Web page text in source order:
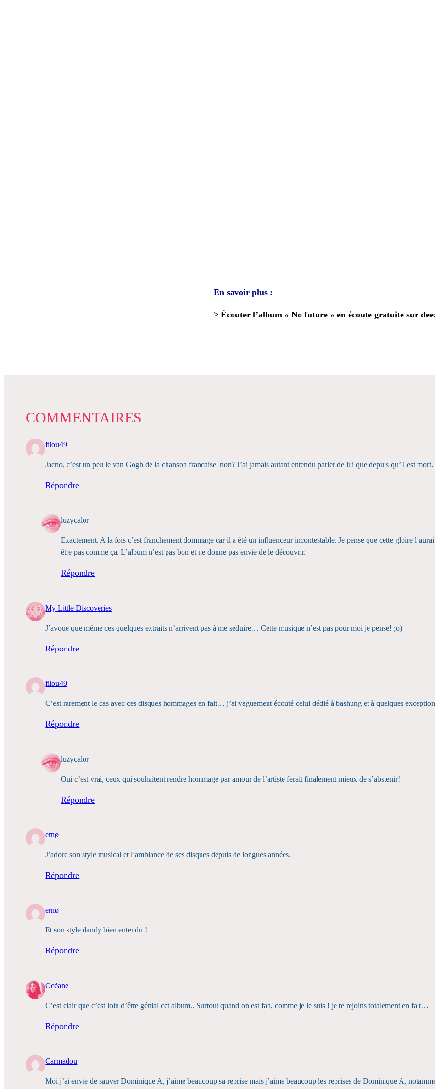
En savoir plus :
> Écouter l’album « No future » en écoute gratuite sur
COMMENTAIRES
filou49
Jacno, c’est un peu le van Gogh de la chanson francaise, non? J’ai jamais autant entendu parler de lui que depuis qu’il est
Répondre
luzycalor
Exactement. A la fois c’est franchement dommage car il a été un influenceur incontestable. Je pense que cette gloire
être pas comme ça. L’album n’est pas bon et ne donne pas envie de le découvrir.
Répondre
My Little Discoveries
J’avoue que même ces quelques extraits n’arrivent pas à me séduire… Cette musique n’est pas pour moi je pense! ;o)
Répondre
filou49
C’est rarement le cas avec ces disques hommages en fait… j’ai vaguement écouté celui dédié à bashung et à quelques
Répondre
luzycalor
Oui c’est vrai, ceux qui souhaitent rendre hommage par amour de l’artiste ferait finalement mieux de s’abstenir!
Répondre
ernø
J’adore son style musical et l’ambiance de ses disques depuis de longues années.
Répondre
ernø
Et son style dandy bien entendu !
Répondre
Océane
C’est clair que c’est loin d’être génial cet album.. Surtout quand on est fan, comme je le suis ! je te rejoins totalement en fait…
Répondre
Carmadou
Moi j’ai envie de sauver Dominique A, j’aime beaucoup sa reprise mais j’aime beaucoup les reprises de Dominique A,